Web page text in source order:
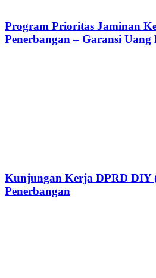
Program Prioritas Jaminan
Penerbangan – Garansi Uang
Kunjungan Kerja DPRD DIY
Penerbangan